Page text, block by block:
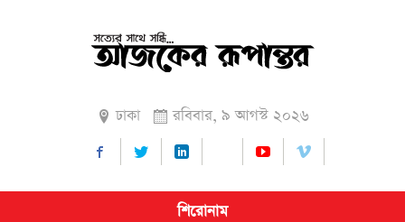
ঢাকা রবিবার, ৯ আগস্ট ২০২৬
শিরোনাম